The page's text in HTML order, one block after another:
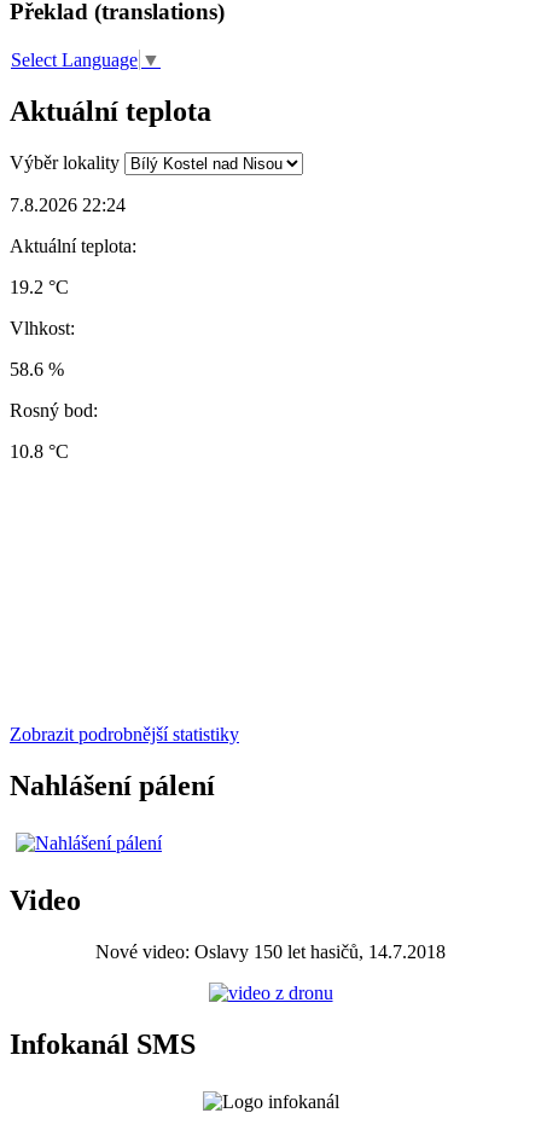
Překlad (translations)
Select Language ▼
Aktuální teplota
Výběr lokality
7.8.2026 22:24
Aktuální teplota:
19.2 °C
Vlhkost:
58.6 %
Rosný bod:
10.8 °C
Zobrazit podrobnější statistiky
Nahlášení pálení
Video
Nové video: Oslavy 150 let hasičů, 14.7.2018
Infokanál SMS